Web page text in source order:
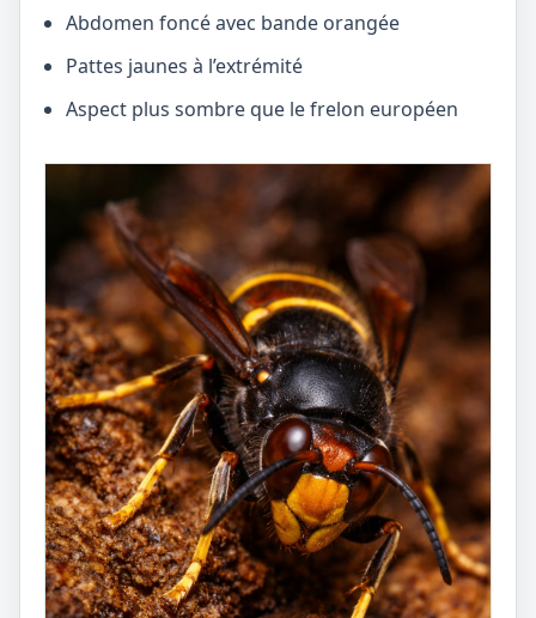
Abdomen foncé avec bande orangée
Pattes jaunes à l’extrémité
Aspect plus sombre que le frelon européen